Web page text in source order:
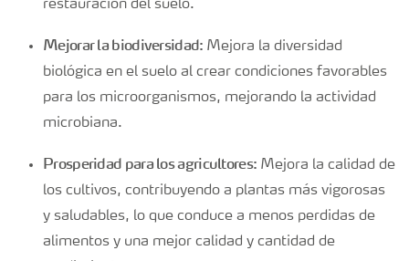
restauración del suelo.
Mejorar la biodiversidad: Mejora la diversidad
biológica en el suelo al crear condiciones favorables
para los microorganismos, mejorando la actividad
microbiana.
Prosperidad para los agricultores: Mejora la calidad de
los cultivos, contribuyendo a plantas más vigorosas
y saludables, lo que conduce a menos perdidas de
alimentos y una mejor calidad y cantidad de